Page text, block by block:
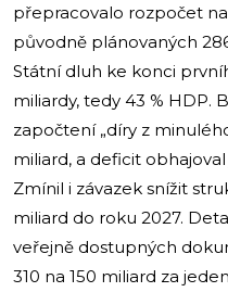
přepracovalo rozpočet
původně plánovaných
Státní dluh ke konci
miliardy, tedy 43 % HDP.
započtení „díry z
miliard, a deficit
Zmínil i závazek snížit
miliard do roku 2027.
veřejně dostupných
310 na 150 miliard za